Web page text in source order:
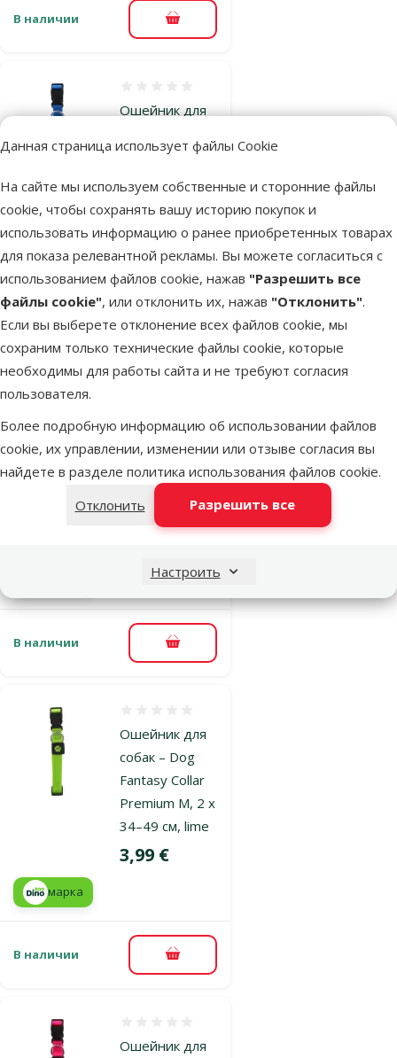
Данная страница использует файлы Cookie
На сайте мы используем собственные и сторонние файлы
cookie, чтобы сохранять вашу историю покупок и
использовать информацию о ранее приобретенных товарах
для показа релевантной рекламы. Вы можете согласиться с
использованием файлов cookie, нажав "Разрешить все
файлы cookie", или отклонить их, нажав "Отклонить".
Если вы выберете отклонение всех файлов cookie, мы
сохраним только технические файлы cookie, которые
необходимы для работы сайта и не требуют согласия
пользователя.
Более подробную информацию об использовании файлов
cookie, их управлении, изменении или отзыве согласия вы
найдете в разделе политика использования файлов cookie.
Отклонить
Разрешить все
Настроить
В наличии В корзину
Ошейник для
Fantasy Collar
Premium M, 2 x
Цена
3,99 €
марка
В наличии В корзину
Ошейник для
собак – Dog
Fantasy Collar
Premium M, 2 x
34–49 см, red
В наличии В корзину
Ошейник для
собак – Dog
Fantasy Collar
Premium M, 2 x
34–49 см, lime
Цена
3,99 €
марка
В наличии В корзину
Ошейник для